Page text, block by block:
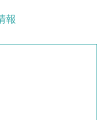
報